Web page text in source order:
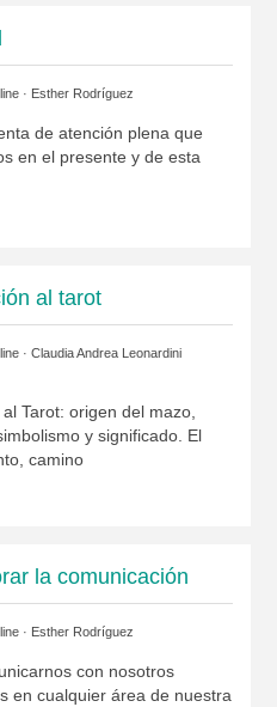
· Esther Rodríguez
de atención plena que
en el presente y de esta
al tarot
· Claudia Andrea Leonardini
Tarot: origen del mazo,
y significado. El
camino
la comunicación
· Esther Rodríguez
con nosotros
en cualquier área de nuestra